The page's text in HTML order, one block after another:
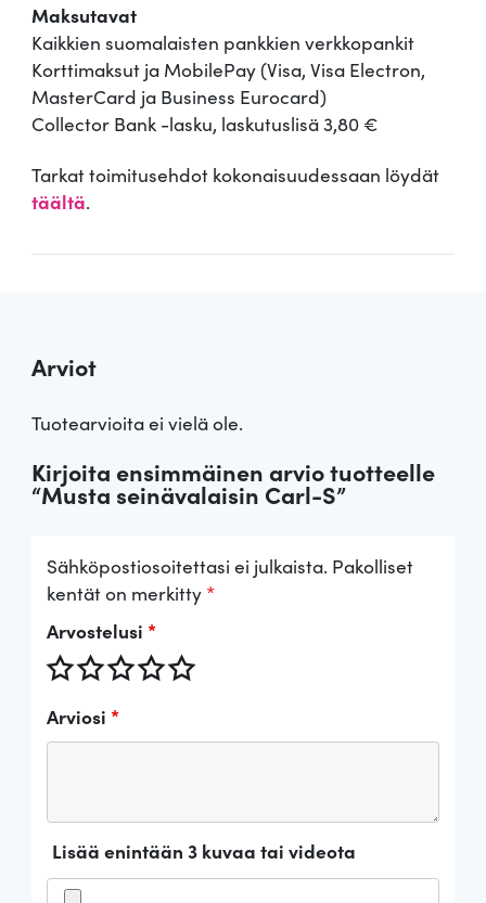
Maksutavat
Kaikkien suomalaisten pankkien verkkopankit
Korttimaksut ja MobilePay (Visa, Visa Electron,
MasterCard ja Business Eurocard)
Collector Bank -lasku, laskutuslisä 3,80 €
Tarkat toimitusehdot kokonaisuudessaan löydät
täältä.
Arviot
Tuotearvioita ei vielä ole.
Kirjoita ensimmäinen arvio tuotteelle
“Musta seinävalaisin Carl-S”
Sähköpostiosoitettasi ei julkaista. Pakolliset
kentät on merkitty *
Arvostelusi *
Arviosi *
Lisää enintään 3 kuvaa tai videota